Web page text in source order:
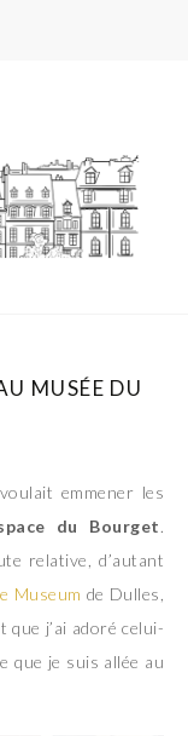
MUSÉE DU
emmener les
du Bourget.
relative, d’autant
Museum de Dulles,
que j’ai adoré celui-
que je suis allée au